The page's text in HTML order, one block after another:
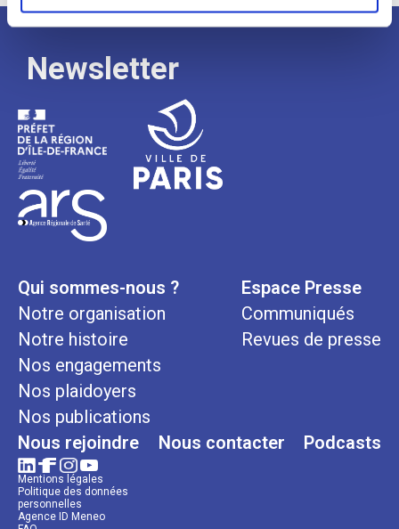
Newsletter
Qui sommes-nous ?
Notre organisation
Notre histoire
Nos engagements
Nos plaidoyers
Nos publications
Espace Presse
Communiqués
Revues de presse
Nous rejoindre Nous contacter Podcasts
Mentions légales
Politique des données
personnelles
Agence ID Meneo